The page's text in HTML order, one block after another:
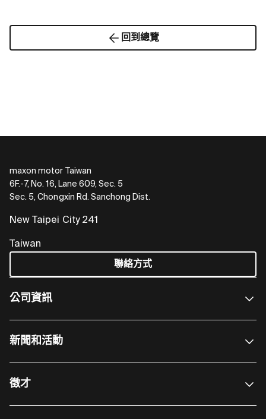
回到總覽
maxon motor Taiwan
6F.-7, No. 16, Lane 609, Sec. 5
Sec. 5, Chongxin Rd. Sanchong Dist.
New Taipei City 241
Taiwan
聯絡方式
公司資訊
新聞和活動
徵才